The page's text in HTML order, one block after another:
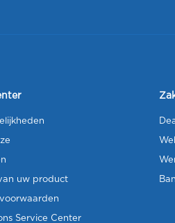
uw product
Service Center